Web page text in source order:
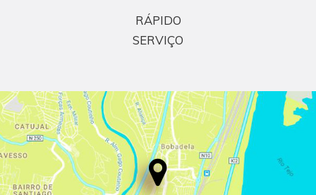
RÁPIDO
SERVIÇO